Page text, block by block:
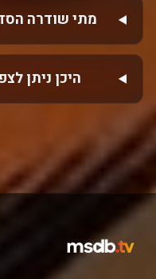
מתי שודרה
היכן ניתן